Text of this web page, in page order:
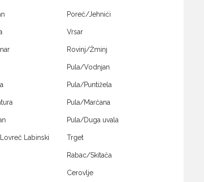
Poreč/Jehnići
Vrsar
Rovinj/Žminj
Pula/Vodnjan
Pula/Puntižela
Pula/Marčana
Pula/Duga uvala
Labinski Trget
Rabac/Skitača
Cerovlje